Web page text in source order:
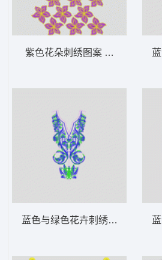
紫色花朵刺绣图案 花朵匹绣
蓝色与绿色花卉刺绣图案 鹰领抽